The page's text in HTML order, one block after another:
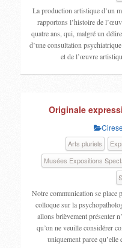
La production artistique d’un
rapportons l’histoire de
quatre ans, qui, malgré un
d’une consultation
et de l’œuvre
Originale
Arts pluriels
Musées Expositions
Notre communication se place
colloque sur la
allons brièvement présenter
qu’on ne veuille considérer
uniquement parce qu’elle